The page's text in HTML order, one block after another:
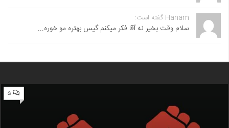
Hanam گفته است:
سلام وقت بخیر نه آقا فکر میکنم گیس بهتره مو خوره...
۵